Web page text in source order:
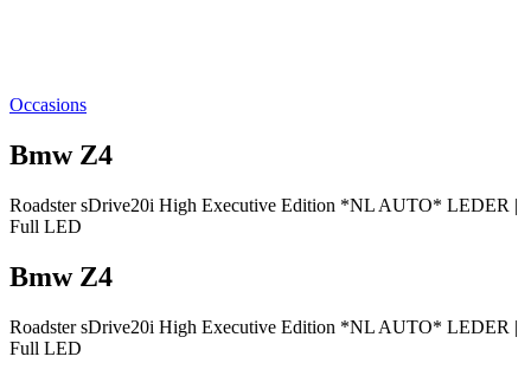
Occasions
Bmw Z4
Roadster sDrive20i High Executive Edition *NL AUTO* LEDER |
Full LED
Bmw Z4
Roadster sDrive20i High Executive Edition *NL AUTO* LEDER |
Full LED